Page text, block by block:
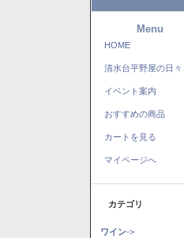
Menu
HOME
清水台平野屋の日々
イベント案内
おすすめの商品
カートを見る
マイページへ
カテゴリ
ワイン->